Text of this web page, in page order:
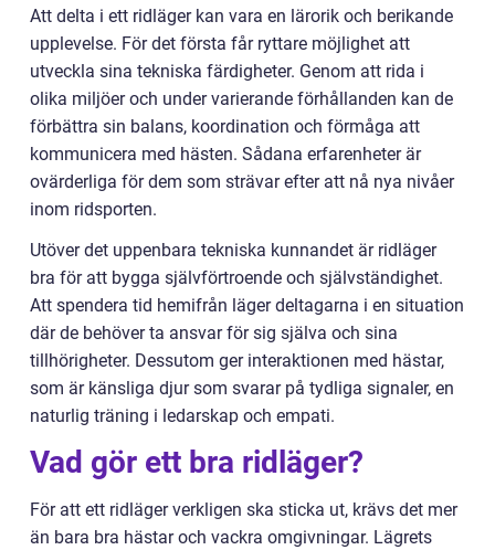
Att delta i ett ridläger kan vara en lärorik och berikande
upplevelse. För det första får ryttare möjlighet att
utveckla sina tekniska färdigheter. Genom att rida i
olika miljöer och under varierande förhållanden kan de
förbättra sin balans, koordination och förmåga att
kommunicera med hästen. Sådana erfarenheter är
ovärderliga för dem som strävar efter att nå nya nivåer
inom ridsporten.
Utöver det uppenbara tekniska kunnandet är ridläger
bra för att bygga självförtroende och självständighet.
Att spendera tid hemifrån läger deltagarna i en situation
där de behöver ta ansvar för sig själva och sina
tillhörigheter. Dessutom ger interaktionen med hästar,
som är känsliga djur som svarar på tydliga signaler, en
naturlig träning i ledarskap och empati.
Vad gör ett bra ridläger?
För att ett ridläger verkligen ska sticka ut, krävs det mer
än bara bra hästar och vackra omgivningar. Lägrets